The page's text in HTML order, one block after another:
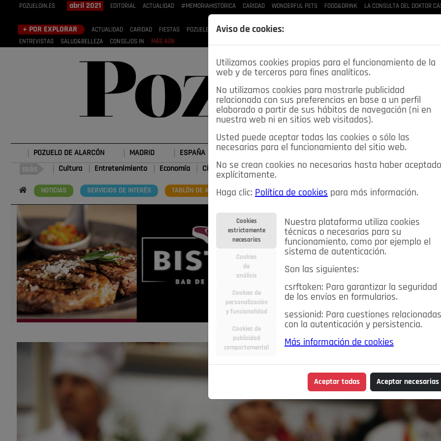
POZUELOIN.ES abril 2021 EDITORIAL ACTUALIDAD #MEMORIAHISTORICA CARIDAD WONDERFUL PETS FOOD&DRINK LA CONSULTA DEL DOKTOR
+ POR EXPLORAR ACTUALIDAD CARIDAD FIESTAS POZUELEROS LAS BUENAS MANERAS
ENTREVISTAS
SALUD&BELLEZA CONSEJOS IN MÁS AÚN
POZUELO DE ALARCÓN MADRID ESPAÑA DEPORTES OPINIÓN IN SALUD 🔴 EN DIRECTO
Cultura Entretenimiento Economía Ciencia&Tecnología Educación Caridad Pozuelo en imágenes
NOTICIAS SERVICIOS DE INTERÉS TABLÓN DE ANUNCIOS MIS ANUNCIOS CONTACTO NOSOTROS
Aviso de cookies:
Utilizamos cookies propias para el funcionamiento de la
web y de terceros para fines analíticos.
No utilizamos cookies para mostrarle publicidad
relacionada con sus preferencias en base a un perfil
elaborado a partir de sus hábitos de navegación (ni en
nuestra web ni en sitios web visitados).
Usted puede aceptar todas las cookies o sólo las
necesarias para el funcionamiento del sitio web.
No se crean cookies no necesarias hasta haber aceptado
explícitamente.
Haga clic: Política de cookies para más información.
Cookies
estrictamente
necesarias
Cookies
de
análisis
Cookies de
personalización
y funcionalidad
Cookies de
publicidad
comportamental
Nuestra plataforma utiliza cookies
técnicas o necesarias para su
funcionamiento, como por ejemplo el
sistema de autenticación.
Son las siguientes:
csrftoken: Para garantizar la seguridad
de los envíos en formularios.
sessionid: Para cuestiones relacionadas
con la autenticación y persistencia.
Más información de cookies
Aceptar todas Aceptar necesarias